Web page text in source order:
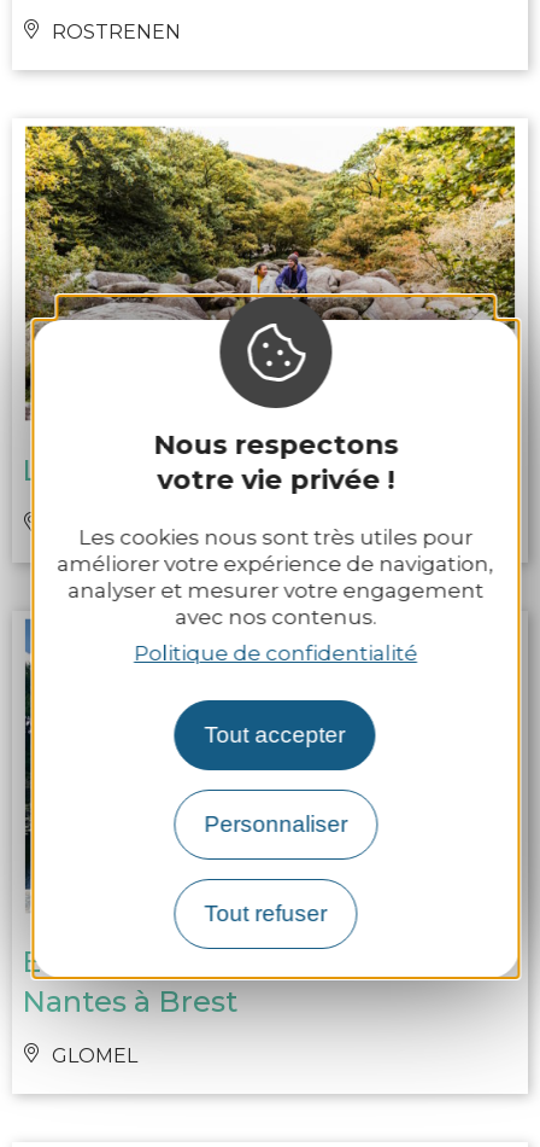
Nous respectons
votre vie privée !
Les cookies nous sont très utiles pour
améliorer votre expérience de navigation,
analyser et mesurer votre engagement
avec nos contenus.
Politique de confidentialité
Tout accepter
Personnaliser
Tout refuser
ROSTRENEN
Les gorges du Corong
Echelle d'écluses | canal de
Nantes à Brest
GLOMEL